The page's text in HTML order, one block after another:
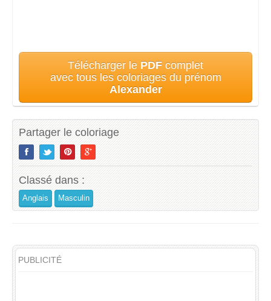
Télécharger le PDF complet
avec tous les coloriages du prénom
Alexander
Partager le coloriage
Classé dans :
Anglais Masculin
PUBLICITÉ